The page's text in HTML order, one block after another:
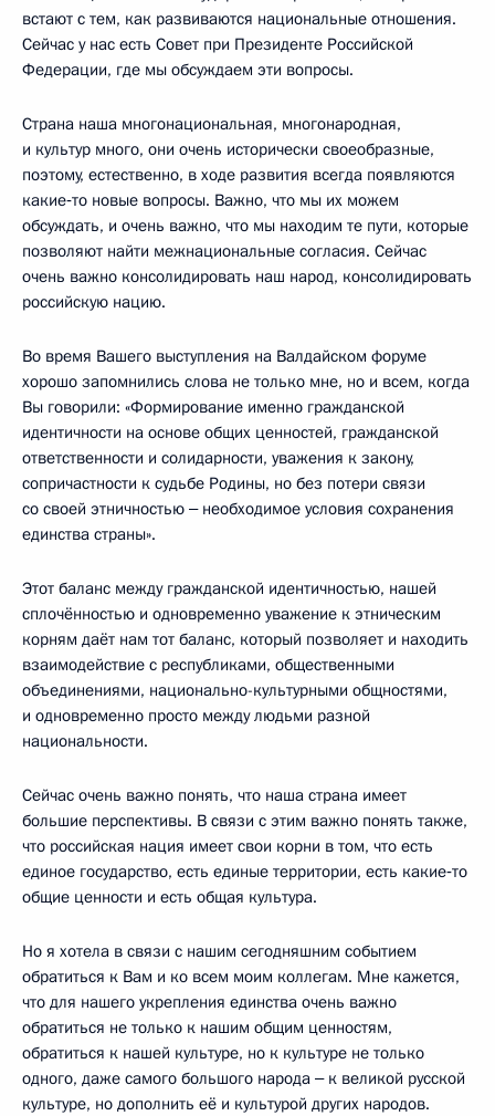
встают с тем, как развиваются национальные отношения.
Сейчас у нас есть Совет при Президенте Российской
Федерации, где мы обсуждаем эти вопросы.
Страна наша многонациональная, многонародная,
и культур много, они очень исторически своеобразные,
поэтому, естественно, в ходе развития всегда появляются
какие‑то новые вопросы. Важно, что мы их можем
обсуждать, и очень важно, что мы находим те пути, которые
позволяют найти межнациональные согласия. Сейчас
очень важно консолидировать наш народ, консолидировать
российскую нацию.
Во время Вашего выступления на Валдайском форуме
хорошо запомнились слова не только мне, но и всем, когда
Вы говорили: «Формирование именно гражданской
идентичности на основе общих ценностей, гражданской
ответственности и солидарности, уважения к закону,
сопричастности к судьбе Родины, но без потери связи
со своей этничностью ‒ необходимое условия сохранения
единства страны».
Этот баланс между гражданской идентичностью, нашей
сплочённостью и одновременно уважение к этническим
корням даёт нам тот баланс, который позволяет и находить
взаимодействие с республиками, общественными
объединениями, национально-культурными общностями,
и одновременно просто между людьми разной
национальности.
Сейчас очень важно понять, что наша страна имеет
большие перспективы. В связи с этим важно понять также,
что российская нация имеет свои корни в том, что есть
единое государство, есть единые территории, есть какие‑то
общие ценности и есть общая культура.
Но я хотела в связи с нашим сегодняшним событием
обратиться к Вам и ко всем моим коллегам. Мне кажется,
что для нашего укрепления единства очень важно
обратиться не только к нашим общим ценностям,
обратиться к нашей культуре, но к культуре не только
одного, даже самого большого народа ‒ к великой русской
культуре, но дополнить её и культурой других народов.